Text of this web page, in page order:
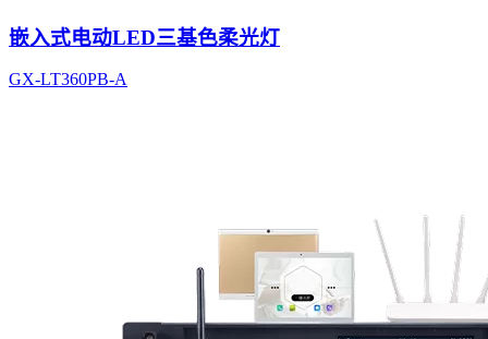
嵌入式电动LED三基色柔光灯
GX-LT360PB-A